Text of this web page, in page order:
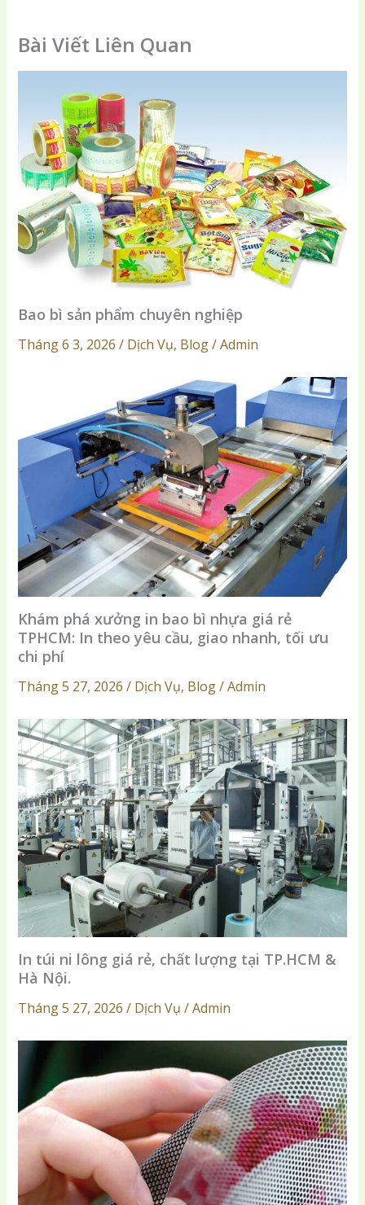
Bài Viết Liên Quan
Bao bì sản phẩm chuyên nghiệp
Tháng 6 3, 2026 / Dịch Vụ, Blog / Admin
Khám phá xưởng in bao bì nhựa giá rẻ
TPHCM: In theo yêu cầu, giao nhanh, tối ưu
chi phí
Tháng 5 27, 2026 / Dịch Vụ, Blog / Admin
In túi ni lông giá rẻ, chất lượng tại TP.HCM &
Hà Nội.
Tháng 5 27, 2026 / Dịch Vụ / Admin